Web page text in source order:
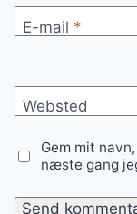
E-mail *
Websted
Gem mit
næste gang